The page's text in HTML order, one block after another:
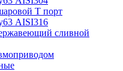
Т порт
AISI316
сливной